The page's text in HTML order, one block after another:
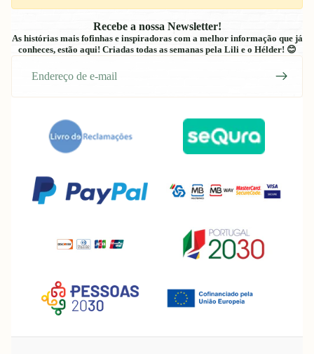
Recebe a nossa Newsletter!
As histórias mais fofinhas e inspiradoras com a melhor informação que já
conheces, estão aqui! Criadas todas as semanas pela Lili e o Hélder! 😊